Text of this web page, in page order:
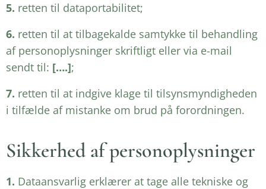
5. retten til dataportabilitet;
6. retten til at tilbagekalde samtykke til behandling
af personoplysninger skriftligt eller via e-mail
sendt til: [….];
7. retten til at indgive klage til tilsynsmyndigheden
i tilfælde af mistanke om brud på forordningen.
Sikkerhed af personoplysninger
1. Dataansvarlig erklærer at tage alle tekniske og